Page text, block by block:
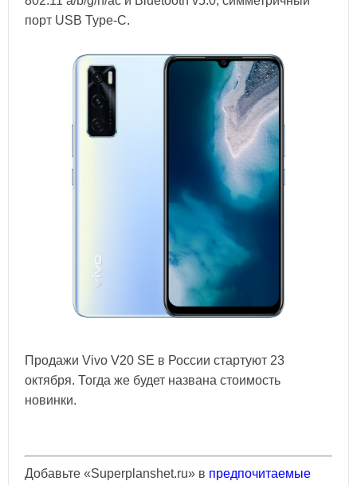
порт USB Type-C.
Продажи Vivo V20 SE в России стартуют 23
октября. Тогда же будет названа стоимость
новинки.
Добавьте «Superplanshet.ru» в предпочитаемые